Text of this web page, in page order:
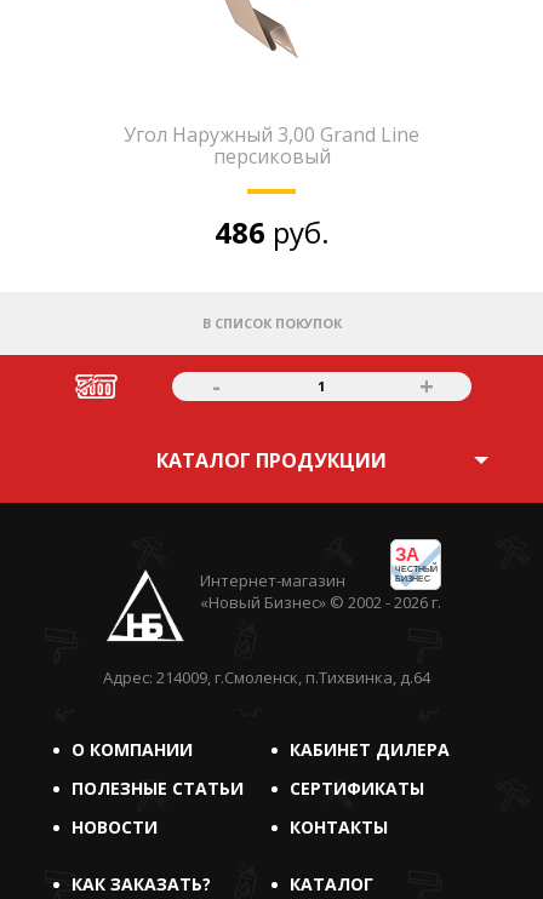
Угол Наружный 3,00 Grand Line
персиковый
486 руб.
В СПИСОК ПОКУПОК
- 1 +
КАТАЛОГ ПРОДУКЦИИ
ЗА
ЧЕСТНЫЙ
БИЗНЕС
Интернет-магазин
«Новый Бизнес» © 2002 - 2026 г.
Адрес: 214009, г.Смоленск, п.Тихвинка, д.64
О КОМПАНИИ
КАБИНЕТ ДИЛЕРА
ПОЛЕЗНЫЕ СТАТЬИ
СЕРТИФИКАТЫ
НОВОСТИ
КОНТАКТЫ
КАК ЗАКАЗАТЬ? КАТАЛОГ